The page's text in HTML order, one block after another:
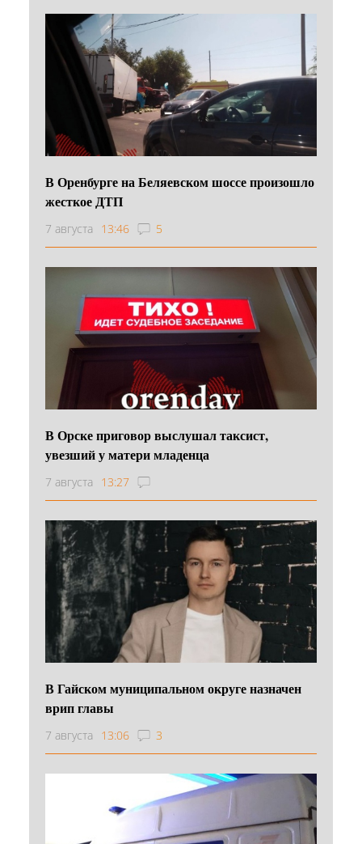
В Оренбурге на Беляевском шоссе произошло
жесткое ДТП
7 августа 13:46 5
В Орске приговор выслушал таксист,
увезший у матери младенца
7 августа 13:27
В Гайском муниципальном округе назначен
врип главы
7 августа 13:06 3